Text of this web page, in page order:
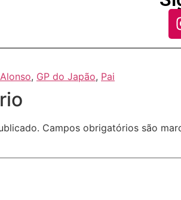
, GP do Japão, Pai
Campos obrigatórios são